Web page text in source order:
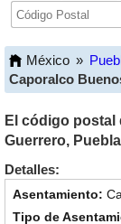
México »
Caporalco
El código postal
Guerrero, Puebla
Detalles: